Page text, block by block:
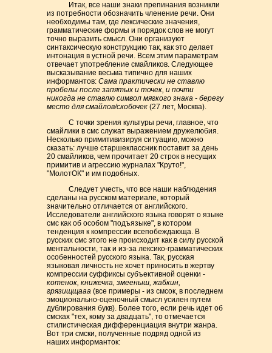
Итак, все наши знаки препинания возникли
из потребности обозначить членение речи. Они
необходимы там, где лексические значения,
грамматические формы и порядок слов не могут
точно выразить смысл. Они организуют
синтаксическую конструкцию так, как это делает
интонация в устной речи. Всем этим параметрам
отвечает употребление смайликов. Следующее
высказывание весьма типично для наших
информантов:Сама практически не ставлю
пробелы после запятых и точек, и почти
никогда не ставлю символ мягкого знака - берегу
место для смайлов/скобочек (27 лет, Москва).
С точки зрения культуры речи, главное, что
смайлики в смс служат выражением дружелюбия.
Несколько примитивизируя ситуацию, можно
сказать: лучше старшеклассник поставит за день
20 смайликов, чем прочитает 20 строк в несущих
примитив и агрессию журналах "Круто!",
"МолотОК" и им подобных.
Следует учесть, что все наши наблюдения
сделаны на русском материале, который
значительно отличается от английского.
Исследователи английского языка говорят о языке
смс как об особом "подъязыке", в котором
тенденция к компрессии всепобеждающа. В
русских смс этого не происходит как в силу русской
ментальности, так и из-за лексико-грамматических
особенностей русского языка. Так, русская
языковая личность не хочет приносить в жертву
компрессии суффиксы субъективной оценки -
котенок, книжечка, змееныш, жабкин,
грязищщааа (все примеры - из смсок, в последнем
эмоционально-оценочный смысл усилен путем
дублирования букв). Более того, если речь идет об
смсках "тех, кому за двадцать", то отмечается
стилистическая дифференциация внутри жанра.
Вот три смски, полученные подряд одной из
наших информанток: